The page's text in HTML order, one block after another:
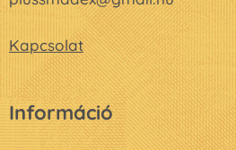
Kapcsolat
Információ